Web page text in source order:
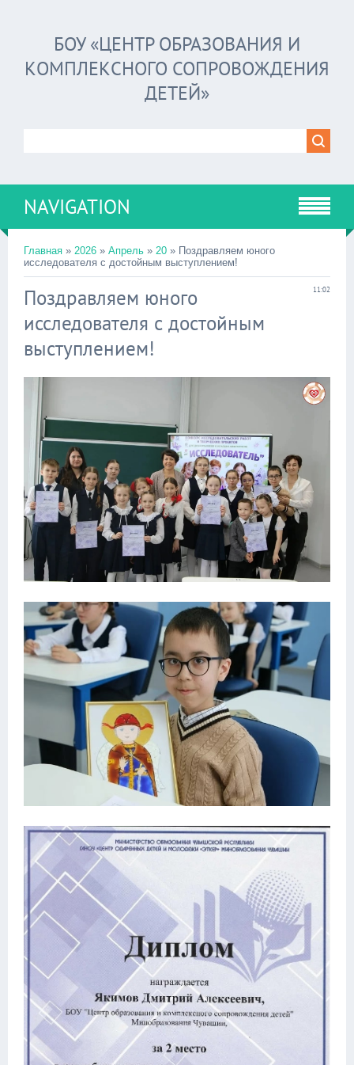
БОУ «ЦЕНТР ОБРАЗОВАНИЯ И
КОМПЛЕКСНОГО СОПРОВОЖДЕНИЯ
ДЕТЕЙ»
NAVIGATION
Главная » 2026 » Апрель » 20 » Поздравляем юного
исследователя с достойным выступлением!
11:02
Поздравляем юного
исследователя с достойным
выступлением!